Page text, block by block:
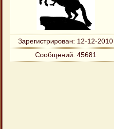
Зарегистрирован: 12-12-2010
Сообщений: 45681